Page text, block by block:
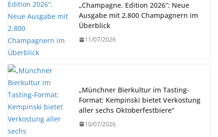
„Champagne. Edition 2026“: Neue
Ausgabe mit 2.800 Champagnern im
Überblick
11/07/2026
„Münchner Bierkultur im Tasting-
Format: Kempinski bietet Verkostung
aller sechs Oktoberfestbiere“
10/07/2026